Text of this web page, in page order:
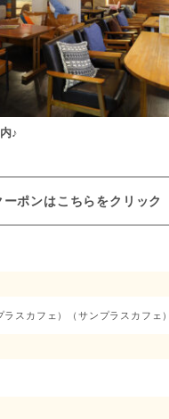
♪
ーポンはこちらをクリック
スカフェ） （サンプラスカフェ）